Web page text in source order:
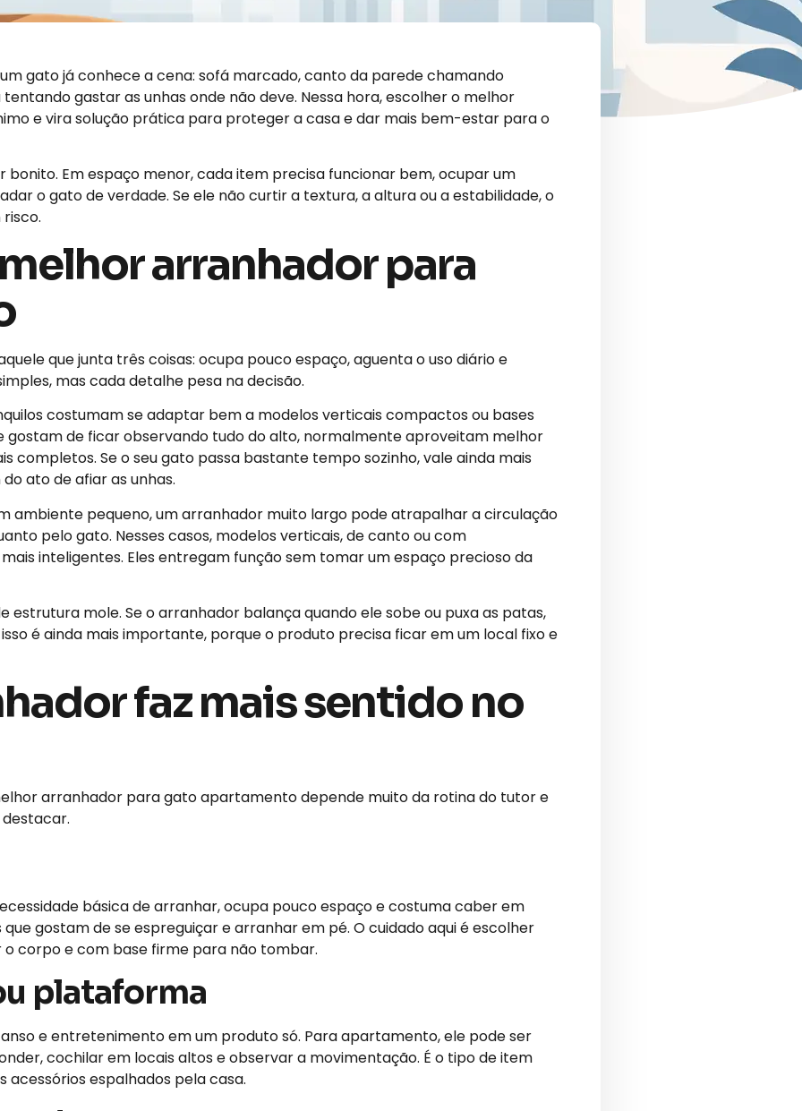
gato já conhece a cena: sofá marcado, canto da parede chamando
gastar as unhas onde não deve. Nessa hora, escolher o melhor
e vira solução prática para proteger a casa e dar mais bem-estar para o
Em espaço menor, cada item precisa funcionar bem, ocupar um
o gato de verdade. Se ele não curtir a textura, a altura ou a estabilidade, o
arranhador para
que junta três coisas: ocupa pouco espaço, aguenta o uso diário e
mas cada detalhe pesa na decisão.
costumam se adaptar bem a modelos verticais compactos ou bases
gostam de ficar observando tudo do alto, normalmente aproveitam melhor
completos. Se o seu gato passa bastante tempo sozinho, vale ainda mais
ato de afiar as unhas.
ambiente pequeno, um arranhador muito largo pode atrapalhar a circulação
pelo gato. Nesses casos, modelos verticais, de canto ou com
inteligentes. Eles entregam função sem tomar um espaço precioso da
mole. Se o arranhador balança quando ele sobe ou puxa as patas,
é ainda mais importante, porque o produto precisa ficar em um local fixo e
faz mais sentido no
arranhador para gato apartamento depende muito da rotina do tutor e
básica de arranhar, ocupa pouco espaço e costuma caber em
gostam de se espreguiçar e arranhar em pé. O cuidado aqui é escolher
corpo e com base firme para não tombar.
plataforma
e entretenimento em um produto só. Para apartamento, ele pode ser
cochilar em locais altos e observar a movimentação. É o tipo de item
acessórios espalhados pela casa.